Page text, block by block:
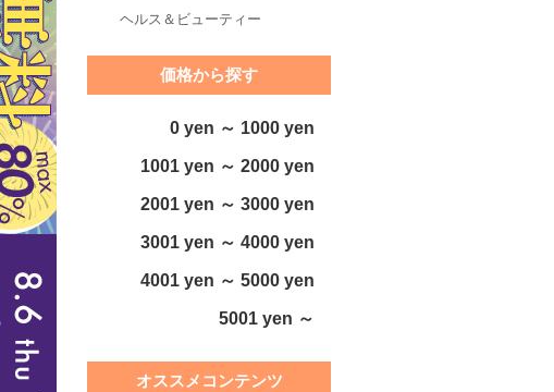
ヘルス＆ビューティー
価格から探す
0 yen ～ 1000 yen
1001 yen ～ 2000 yen
2001 yen ～ 3000 yen
3001 yen ～ 4000 yen
4001 yen ～ 5000 yen
5001 yen ～
オススメコンテンツ